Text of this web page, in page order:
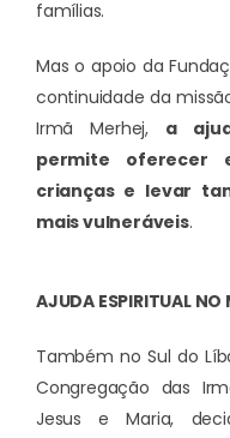
famílias.
Mas o apoio da
continuidade da
Irmã Merhej, a
permite oferecer
crianças e levar
mais vulneráveis.
AJUDA ESPIRITUAL NO
Também no Sul do
Congregação das
Jesus e Maria,